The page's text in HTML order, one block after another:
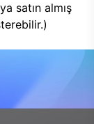
satın almış